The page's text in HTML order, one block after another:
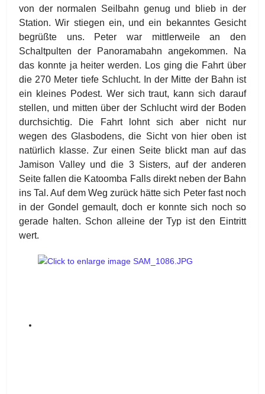
von der normalen Seilbahn genug und blieb in der
Station. Wir stiegen ein, und ein bekanntes Gesicht
begrüßte uns. Peter war mittlerweile an den
Schaltpulten der Panoramabahn angekommen. Na
das konnte ja heiter werden. Los ging die Fahrt über
die 270 Meter tiefe Schlucht. In der Mitte der Bahn ist
ein kleines Podest. Wer sich traut, kann sich darauf
stellen, und mitten über der Schlucht wird der Boden
durchsichtig. Die Fahrt lohnt sich aber nicht nur
wegen des Glasbodens, die Sicht von hier oben ist
natürlich klasse. Zur einen Seite blickt man auf das
Jamison Valley und die 3 Sisters, auf der anderen
Seite fallen die Katoomba Falls direkt neben der Bahn
ins Tal. Auf dem Weg zurück hätte sich Peter fast noch
in der Gondel gemault, doch er konnte sich noch so
gerade halten. Schon alleine der Typ ist den Eintritt
wert.